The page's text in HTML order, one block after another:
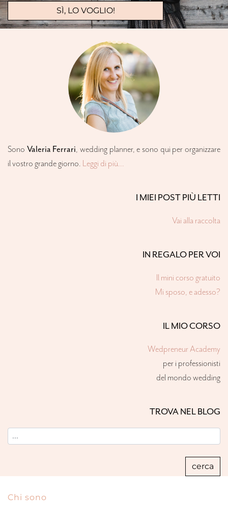
Sono Valeria Ferrari,wedding planner, e sono qui per organizzare
il vostro grande giorno. Leggi di più...
I MIEI POST PIÙ LETTI
Vai alla raccolta
IN REGALO PER VOI
Il mini corso gratuito
Mi sposo, e adesso?
IL MIO CORSO
Wedpreneur Academy
per i professionisti
del mondo wedding
TROVA NEL BLOG
Chi sono